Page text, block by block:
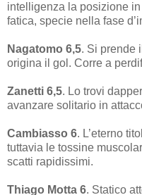
intelligenza la posizione
fatica, specie nella fase
Nagatomo 6,5. Si prende
origina il gol. Corre a
Zanetti 6,5. Lo trovi
avanzare solitario in
Cambiasso 6. L’eterno
tuttavia le tossine
scatti rapidissimi.
Thiago Motta 6. Statico